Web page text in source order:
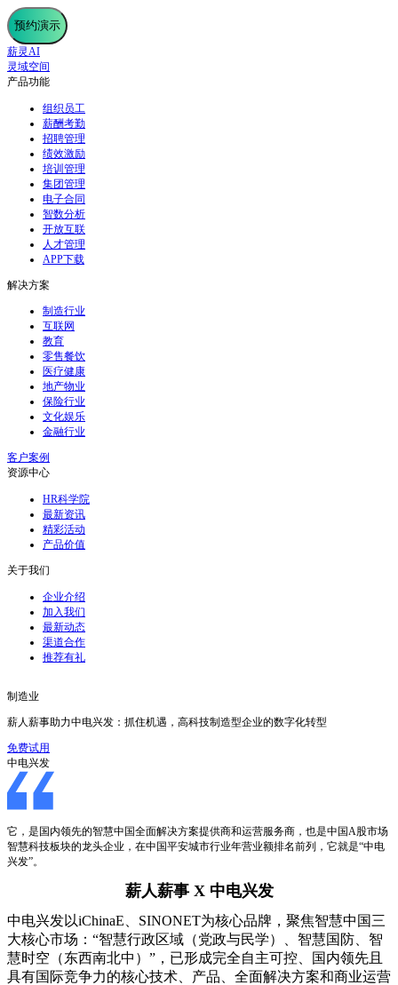
预约演示
薪灵AI
灵域空间
产品功能
组织员工
薪酬考勤
招聘管理
绩效激励
培训管理
集团管理
电子合同
智数分析
开放互联
人才管理
APP下载
解决方案
制造行业
互联网
教育
零售餐饮
医疗健康
地产物业
保险行业
文化娱乐
金融行业
客户案例
资源中心
HR科学院
最新资讯
精彩活动
产品价值
关于我们
企业介绍
加入我们
最新动态
渠道合作
推荐有礼
制造业
薪人薪事助力中电兴发：抓住机遇，高科技制造型企业的数字化转型
免费试用
中电兴发
它，是国内领先的智慧中国全面解决方案提供商和运营服务商，也是中国A股市场
智慧科技板块的龙头企业，在中国平安城市行业年营业额排名前列，它就是“中电
兴发”。
薪人薪事X 中电兴发
中电兴发以iChinaE、SINONET为核心品牌，聚焦智慧中国三
大核心市场：“智慧行政区域（党政与民学）、智慧国防、智
慧时空（东西南北中）”，已形成完全自主可控、国内领先且
具有国际竞争力的核心技术、产品、全面解决方案和商业运营